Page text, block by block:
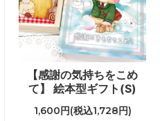
【感謝の気持ちをこめ
て】 絵本型ギフト(S)
1,600円(税込1,728円)